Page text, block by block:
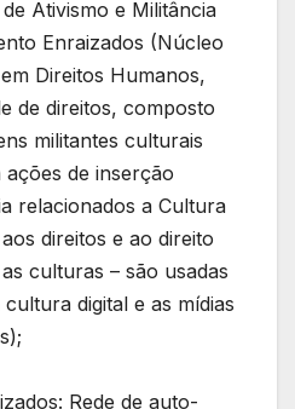
Ativismo e Militância
Enraizados (Núcleo
Direitos Humanos,
de direitos, composto
militantes culturais
de inserção
relacionados a Cultura
direitos e ao direito
culturas – são usadas
digital e as mídias
Rede de auto-